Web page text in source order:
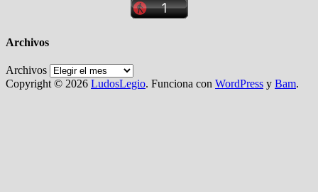
Archivos
Archivos
Copyright © 2026 LudosLegio. Funciona con WordPress y Bam.